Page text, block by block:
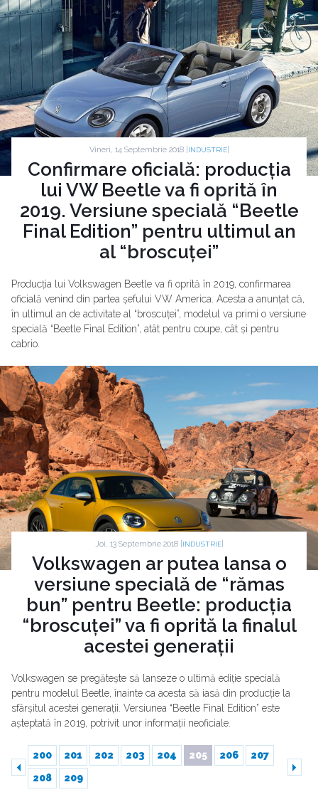
Vineri, 14 Septembrie 2018 | INDUSTRIE|
Confirmare oficială: producția
lui VW Beetle va fi oprită în
2019. Versiune specială “Beetle
Final Edition” pentru ultimul an
al “broscuței”
Producția lui Volkswagen Beetle va fi oprită în 2019, confirmarea
oficială venind din partea șefului VW America. Acesta a anunțat că,
în ultimul an de activitate al “broscuței”, modelul va primi o versiune
specială “Beetle Final Edition”, atât pentru coupe, cât și pentru
cabrio.
Joi, 13 Septembrie 2018 | INDUSTRIE|
Volkswagen ar putea lansa o
versiune specială de “rămas
bun” pentru Beetle: producția
“broscuței” va fi oprită la finalul
acestei generații
Volkswagen se pregătește să lanseze o ultimă ediție specială
pentru modelul Beetle, înainte ca acesta să iasă din producție la
sfârșitul acestei generații. Versiunea “Beetle Final Edition” este
așteptată în 2019, potrivit unor informații neoficiale.
200 201 202 203 204 205 206
207
208
209